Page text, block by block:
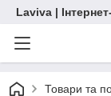
Laviva |
Товари та